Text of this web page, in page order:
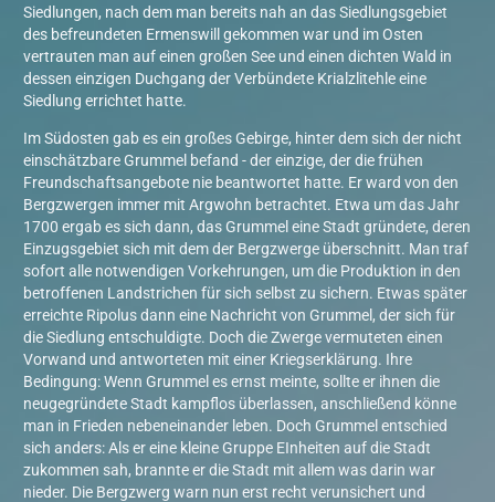
Siedlungen, nach dem man bereits nah an das Siedlungsgebiet
des befreundeten Ermenswill gekommen war und im Osten
vertrauten man auf einen großen See und einen dichten Wald in
dessen einzigen Duchgang der Verbündete Krialzlitehle eine
Siedlung errichtet hatte.
Im Südosten gab es ein großes Gebirge, hinter dem sich der nicht
einschätzbare Grummel befand - der einzige, der die frühen
Freundschaftsangebote nie beantwortet hatte. Er ward von den
Bergzwergen immer mit Argwohn betrachtet. Etwa um das Jahr
1700 ergab es sich dann, das Grummel eine Stadt gründete, deren
Einzugsgebiet sich mit dem der Bergzwerge überschnitt. Man traf
sofort alle notwendigen Vorkehrungen, um die Produktion in den
betroffenen Landstrichen für sich selbst zu sichern. Etwas später
erreichte Ripolus dann eine Nachricht von Grummel, der sich für
die Siedlung entschuldigte. Doch die Zwerge vermuteten einen
Vorwand und antworteten mit einer Kriegserklärung. Ihre
Bedingung: Wenn Grummel es ernst meinte, sollte er ihnen die
neugegründete Stadt kampflos überlassen, anschließend könne
man in Frieden nebeneinander leben. Doch Grummel entschied
sich anders: Als er eine kleine Gruppe EInheiten auf die Stadt
zukommen sah, brannte er die Stadt mit allem was darin war
nieder. Die Bergzwerg warn nun erst recht verunsichert und